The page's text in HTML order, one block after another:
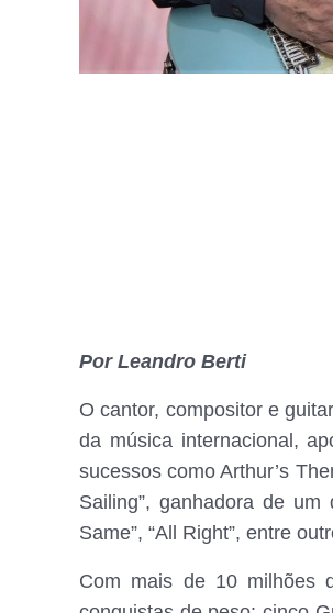
Por Leandro Berti
O cantor, compositor e
da música internacional,
sucessos como Arthur’s
Sailing”, ganhadora de
Same”, “All Right”, entre
Com mais de 10 milhões